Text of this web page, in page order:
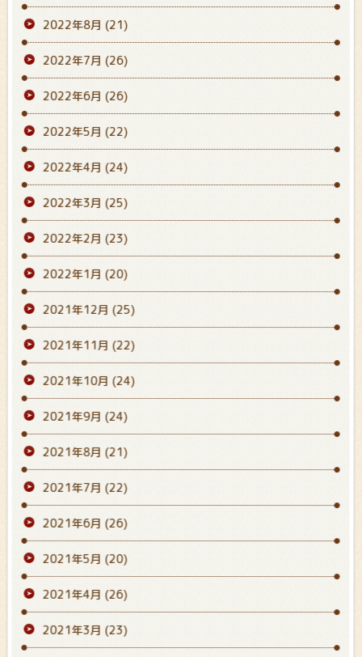
2022年8月 (21)
2022年7月 (26)
2022年6月 (26)
2022年5月 (22)
2022年4月 (24)
2022年3月 (25)
2022年2月 (23)
2022年1月 (20)
2021年12月 (25)
2021年11月 (22)
2021年10月 (24)
2021年9月 (24)
2021年8月 (21)
2021年7月 (22)
2021年6月 (26)
2021年5月 (20)
2021年4月 (26)
2021年3月 (23)